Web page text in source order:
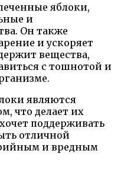
яблоки,
и
Он также
и ускоряет
вещества,
с тошнотой и
являются
что делает их
поддерживать
отличной
и вредным